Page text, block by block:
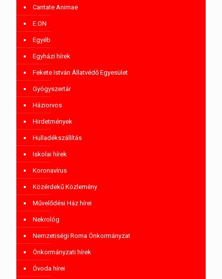
Cantate Animae
E.ON
Egyéb
Egyházi hírek
Fekete István Állatvédő Egyesület
Gyógyszertár
Háziorvos
Hirdetmények
Hulladékszállítás
Iskolai hírek
Koronavírus
Közérdekű Közlemény
Művelődési Ház hírei
Nekrológ
Nemzetiségi Roma Önkormányzat
Önkormányzati hírek
Óvoda hírei